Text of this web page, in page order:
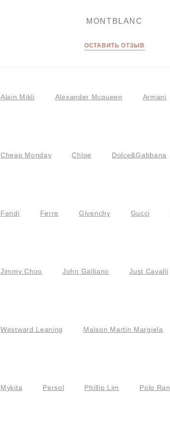
MONTBLANC
ОСТАВИТЬ ОТЗЫВ
Alain Mikli Alexander Mcqueen Armani
Cheap Monday Chloe Dolce&Gabbana
Fendi Ferre Givenchy Gucci
Jimmy Choo John Galliano Just Cavalli
Westward Leaning Maison Martin Margiela
Mykita Persol Phillip Lim Polo Ran